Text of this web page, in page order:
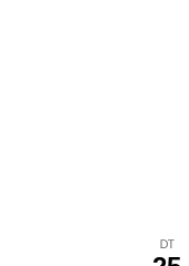
DT